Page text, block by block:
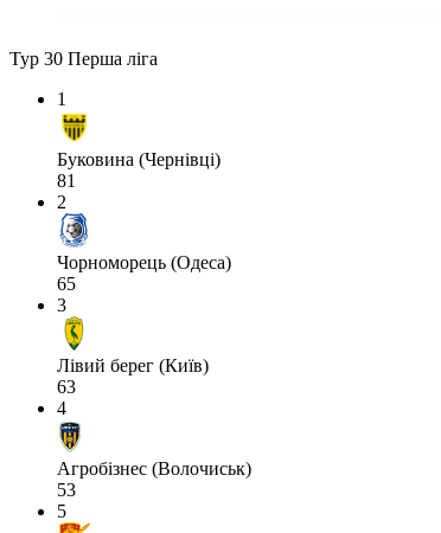
Тур 30 Перша ліга
1
Буковина (Чернівці)
81
2
Чорноморець (Одеса)
65
3
Лівий берег (Київ)
63
4
Агробізнес (Волочиськ)
53
5